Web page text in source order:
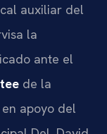
auxiliar del
la
ante el
de la
apoyo del